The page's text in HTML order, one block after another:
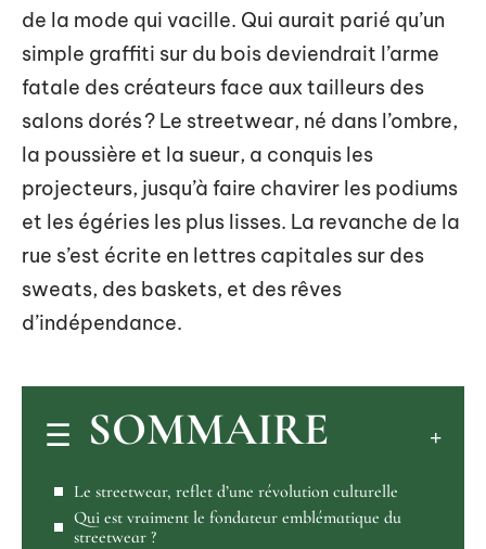
de la mode qui vacille. Qui aurait parié qu’un
simple graffiti sur du bois deviendrait l’arme
fatale des créateurs face aux tailleurs des
salons dorés ? Le streetwear, né dans l’ombre,
la poussière et la sueur, a conquis les
projecteurs, jusqu’à faire chavirer les podiums
et les égéries les plus lisses. La revanche de la
rue s’est écrite en lettres capitales sur des
sweats, des baskets, et des rêves
d’indépendance.
SOMMAIRE
Le streetwear, reflet d’une révolution culturelle
Qui est vraiment le fondateur emblématique du
streetwear ?